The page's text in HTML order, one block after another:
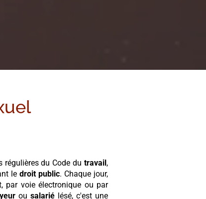
régulières du Code dutravail ,
ledroit public. Chaque jour,
par voie électronique ou par
ousalarié lésé, c'est une